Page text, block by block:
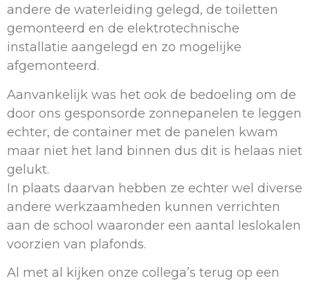
andere de waterleiding gelegd, de toiletten
gemonteerd en de elektrotechnische
installatie aangelegd en zo mogelijke
afgemonteerd.
Aanvankelijk was het ook de bedoeling om de
door ons gesponsorde zonnepanelen te leggen
echter, de container met de panelen kwam
maar niet het land binnen dus dit is helaas niet
gelukt.
In plaats daarvan hebben ze echter wel diverse
andere werkzaamheden kunnen verrichten
aan de school waaronder een aantal leslokalen
voorzien van plafonds.
Al met al kijken onze collega’s terug op een